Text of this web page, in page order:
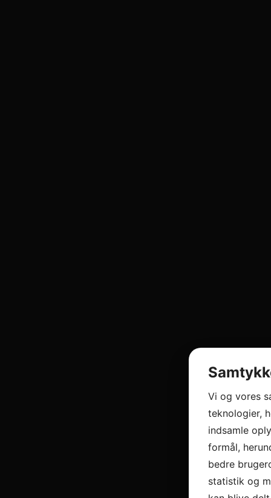
Vi og vores
teknologier,
indsamle
formål,
bedre
statistik og